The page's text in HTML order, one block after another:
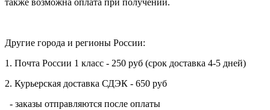
также возможна оплата при получении.
Другие города и регионы России:
1. Почта России 1 класс - 250 руб (срок доставка 4-5 дней)
2. Курьерская доставка СДЭК - 650 руб
- заказы отправляются после оплаты